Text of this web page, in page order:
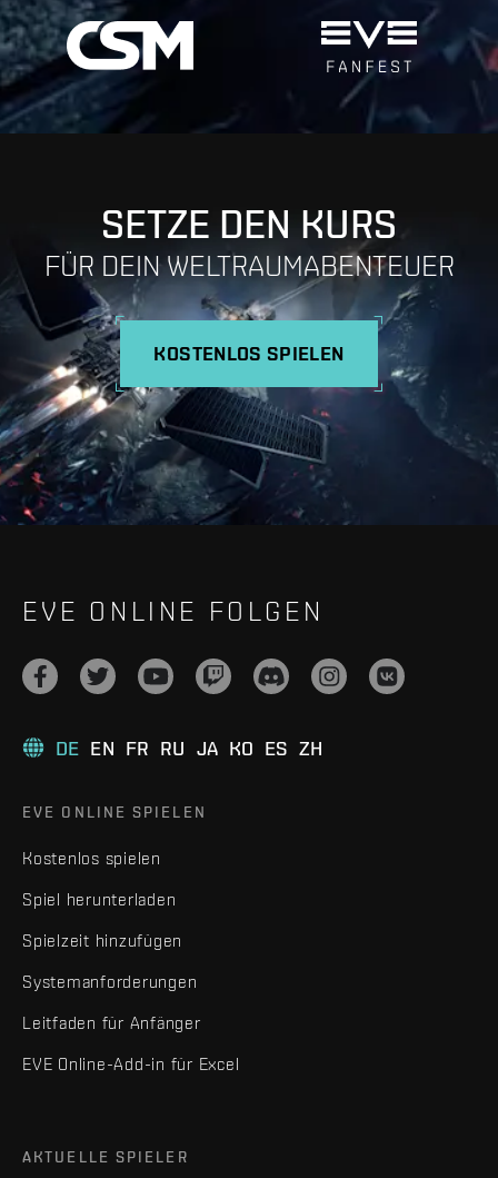
SETZE DEN KURS
FÜR DEIN WELTRAUMABENTEUER
KOSTENLOS SPIELEN
EVE ONLINE FOLGEN
DE EN FR RU JA KO ES ZH
EVE ONLINE SPIELEN
Kostenlos spielen
Spiel herunterladen
Spielzeit hinzufügen
Systemanforderungen
Leitfaden für Anfänger
EVE Online-Add-in für Excel
AKTUELLE SPIELER